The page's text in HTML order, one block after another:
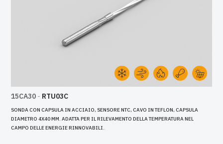
15CA30 - RTU03C
SONDA CON CAPSULA IN ACCIAIO, SENSORE NTC, CAVO IN TEFLON, CAPSULA
DIAMETRO 4X40 MM. ADATTA PER IL RILEVAMENTO DELLA TEMPERATURA NEL
CAMPO DELLE ENERGIE RINNOVABILI.